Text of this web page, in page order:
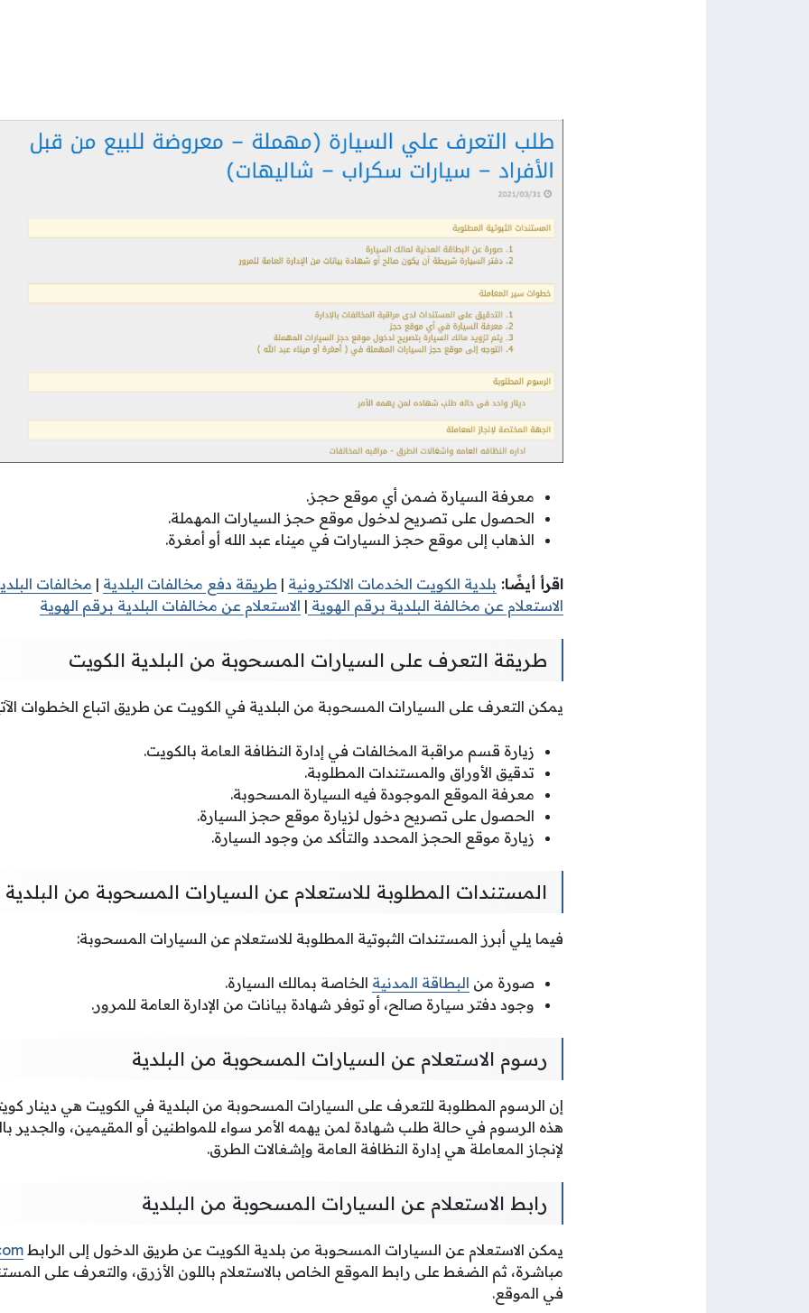
معرفة السيارة ضمن أي موقع حجز.
الحصول على تصريح لدخول موقع حجز السيارات المهملة.
الذهاب إلى موقع حجز السيارات في ميناء عبد الله أو أمغرة.
اقرأ أيضًا: بلدية الكويت الخدمات الالكترونية | طريقة دفع مخالفات البلدية | مخالفات
الاستعلام عن مخالفة البلدية برقم الهوية | الاستعلام عن مخالفات البلدية برقم الهوية
طريقة التعرف على السيارات المسحوبة من البلدية الكويت
يمكن التعرف على السيارات المسحوبة من البلدية في الكويت عن طريق اتباع الخطوات
زيارة قسم مراقبة المخالفات في إدارة النظافة العامة بالكويت.
تدقيق الأوراق والمستندات المطلوبة.
معرفة الموقع الموجودة فيه السيارة المسحوبة.
الحصول على تصريح دخول لزيارة موقع حجز السيارة.
زيارة موقع الحجز المحدد والتأكد من وجود السيارة.
المستندات المطلوبة للاستعلام عن السيارات المسحوبة من البلدية
فيما يلي أبرز المستندات الثبوتية المطلوبة للاستعلام عن السيارات المسحوبة:
صورة من البطاقة المدنية الخاصة بمالك السيارة.
وجود دفتر سيارة صالح، أو توفر شهادة بيانات من الإدارة العامة للمرور.
رسوم الاستعلام عن السيارات المسحوبة من البلدية
إن الرسوم المطلوبة للتعرف على السيارات المسحوبة من البلدية في الكويت هي دينار
هذه الرسوم في حالة طلب شهادة لمن يهمه الأمر سواء للمواطنين أو المقيمين، والجدير
لإنجاز المعاملة هي إدارة النظافة العامة وإشغالات الطرق.
رابط الاستعلام عن السيارات المسحوبة من البلدية
يمكن الاستعلام عن السيارات المسحوبة من بلدية الكويت عن طريق الدخول إلى الرابط
مباشرة، ثم الضغط على رابط الموقع الخاص بالاستعلام باللون الأزرق، والتعرف على
في الموقع.